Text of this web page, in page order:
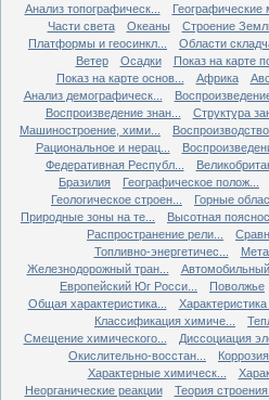
Анализ топографическ...
Географические
Части света
Океаны Строение
Платформы и геосинкл...
Области
Ветер
Осадки Показ на карте
Показ на карте основ...
Африка
Анализ демографическ...
Воспроизведение знан...
Структура
Машиностроение, хими...
Воспроизводство
Рациональное и нерац...
Федеративная Республ...
Бразилия
Географическое полож...
Геологическое строен...
Горные
Природные зоны на те...
Высотная
Распространение рели...
Топливно-энергетичес...
Железнодорожный тран...
Автомобильный
Европейский Юг Росси...
Поволжье
Общая характеристика...
Характеристика
Классификация химиче...
Смещение химического...
Диссоциация
Окислительно-восстан...
Характерные химическ...
Неорганические реакции
Теория строения